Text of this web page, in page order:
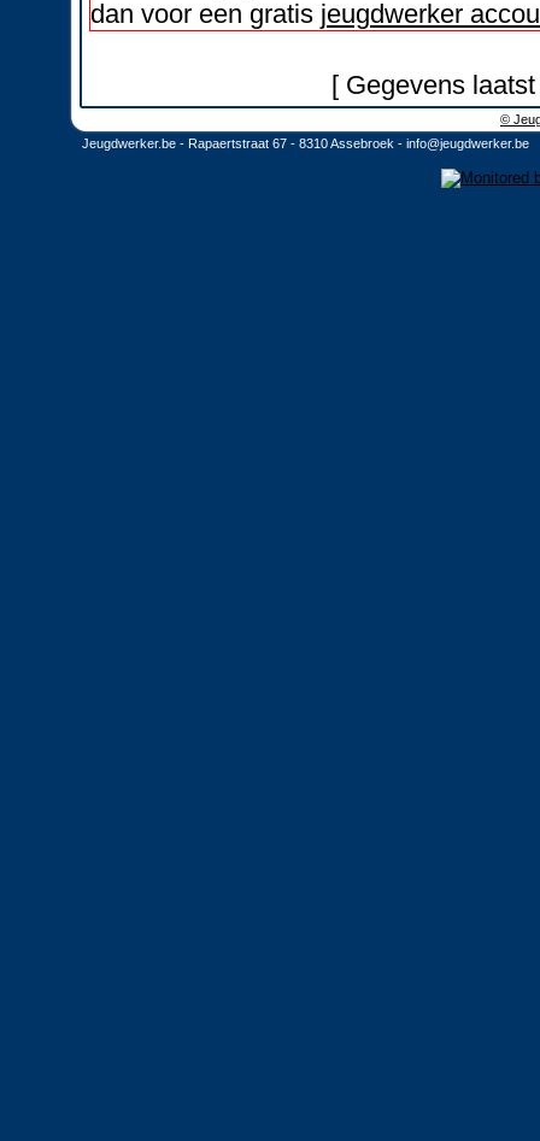
dan voor een gratis jeugdwerker
[ Gegevens
©
Jeugdwerker.be - Rapaertstraat 67 - 8310 Assebroek - info@jeugdwerker.be